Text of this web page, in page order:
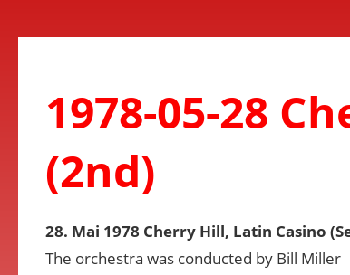
1978-05-28
(2nd)
28. Mai 1978 Cherry Hill, Latin Casino
The orchestra was conducted by Bill Miller